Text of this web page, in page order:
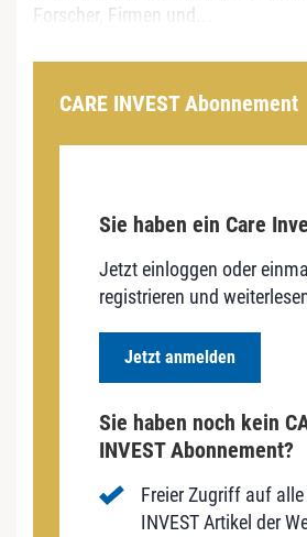
Forscher, Firmen und...
CARE INVEST Abonnement
Sie haben ein Care
Jetzt einloggen oder
registrieren und
Jetzt anmelden
Sie haben noch kein
INVEST Abonnement?
Freier Zugriff auf alle
INVEST Artikel der